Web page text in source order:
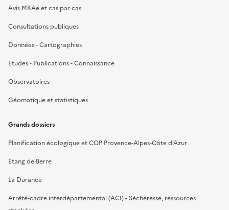
Avis MRAe et cas par cas
Consultations publiques
Données - Cartographies
Etudes - Publications - Connaissance
Observatoires
Géomatique et statistiques
Grands dossiers
Planification écologique et COP Provence-Alpes-Côte d’Azur
Etang de Berre
La Durance
Arrêté-cadre interdépartemental (ACI) - Sécheresse, ressources